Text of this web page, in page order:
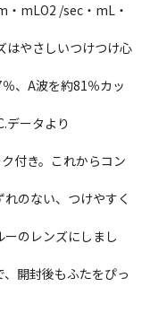
mLO2 /sec・mL・
はやさしいつけつけ心
、A波を約81％カッ
ータより
付き。これからコン
のない、つけやすく
のレンズにしまし
開封後もふたをぴっ